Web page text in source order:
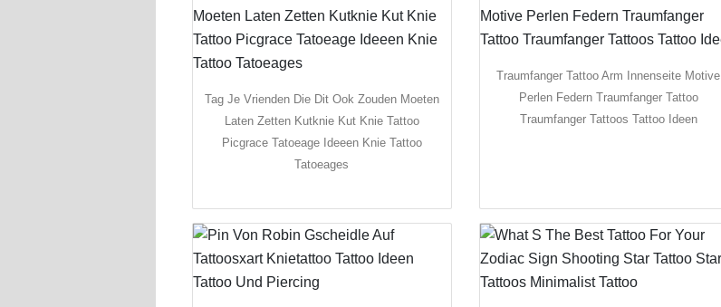
Tag Je Vrienden Die Dit Ook Zouden Moeten
Laten Zetten Kutknie Kut Knie Tattoo
Picgrace Tatoeage Ideeen Knie Tattoo
Tatoeages
Traumfanger Tattoo Arm Innenseite Motive
Perlen Federn Traumfanger Tattoo
Traumfanger Tattoos Tattoo Ideen